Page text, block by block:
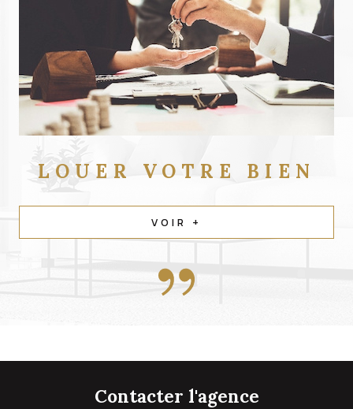
LOUER VOTRE BIEN
VOIR +
contacter l'agence